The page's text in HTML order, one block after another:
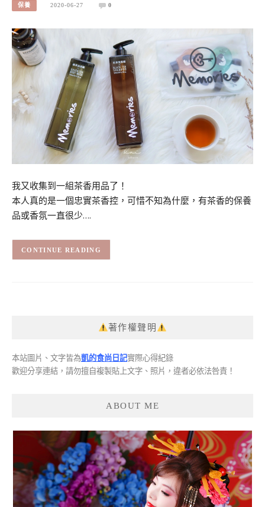
保養 2020-06-27 0
我又收集到一組茶香用品了！
本人真的是一個忠實茶香控，可惜不知為什麼，有茶香的保養
品或香氛一直很少….
CONTINUE READING
著作權聲明
本站圖片、文字皆為凱的食尚日記實際心得紀錄
歡迎分享連結，請勿擅自複製貼上文字、照片，違者必依法咎責！
ABOUT ME